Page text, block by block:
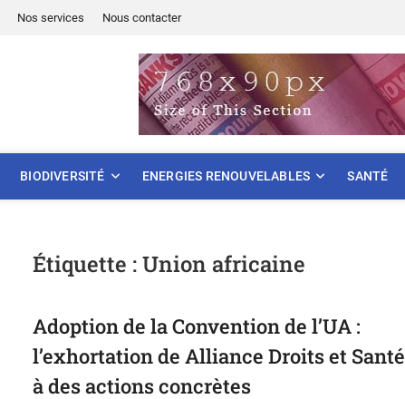
Nos services Nous contacter
BIODIVERSITÉ ENERGIES RENOUVELABLES SANTÉ
Étiquette :Union africaine
Adoption de la Convention de l’UA :
l’exhortation de Alliance Droits et Santé
à des actions concrètes